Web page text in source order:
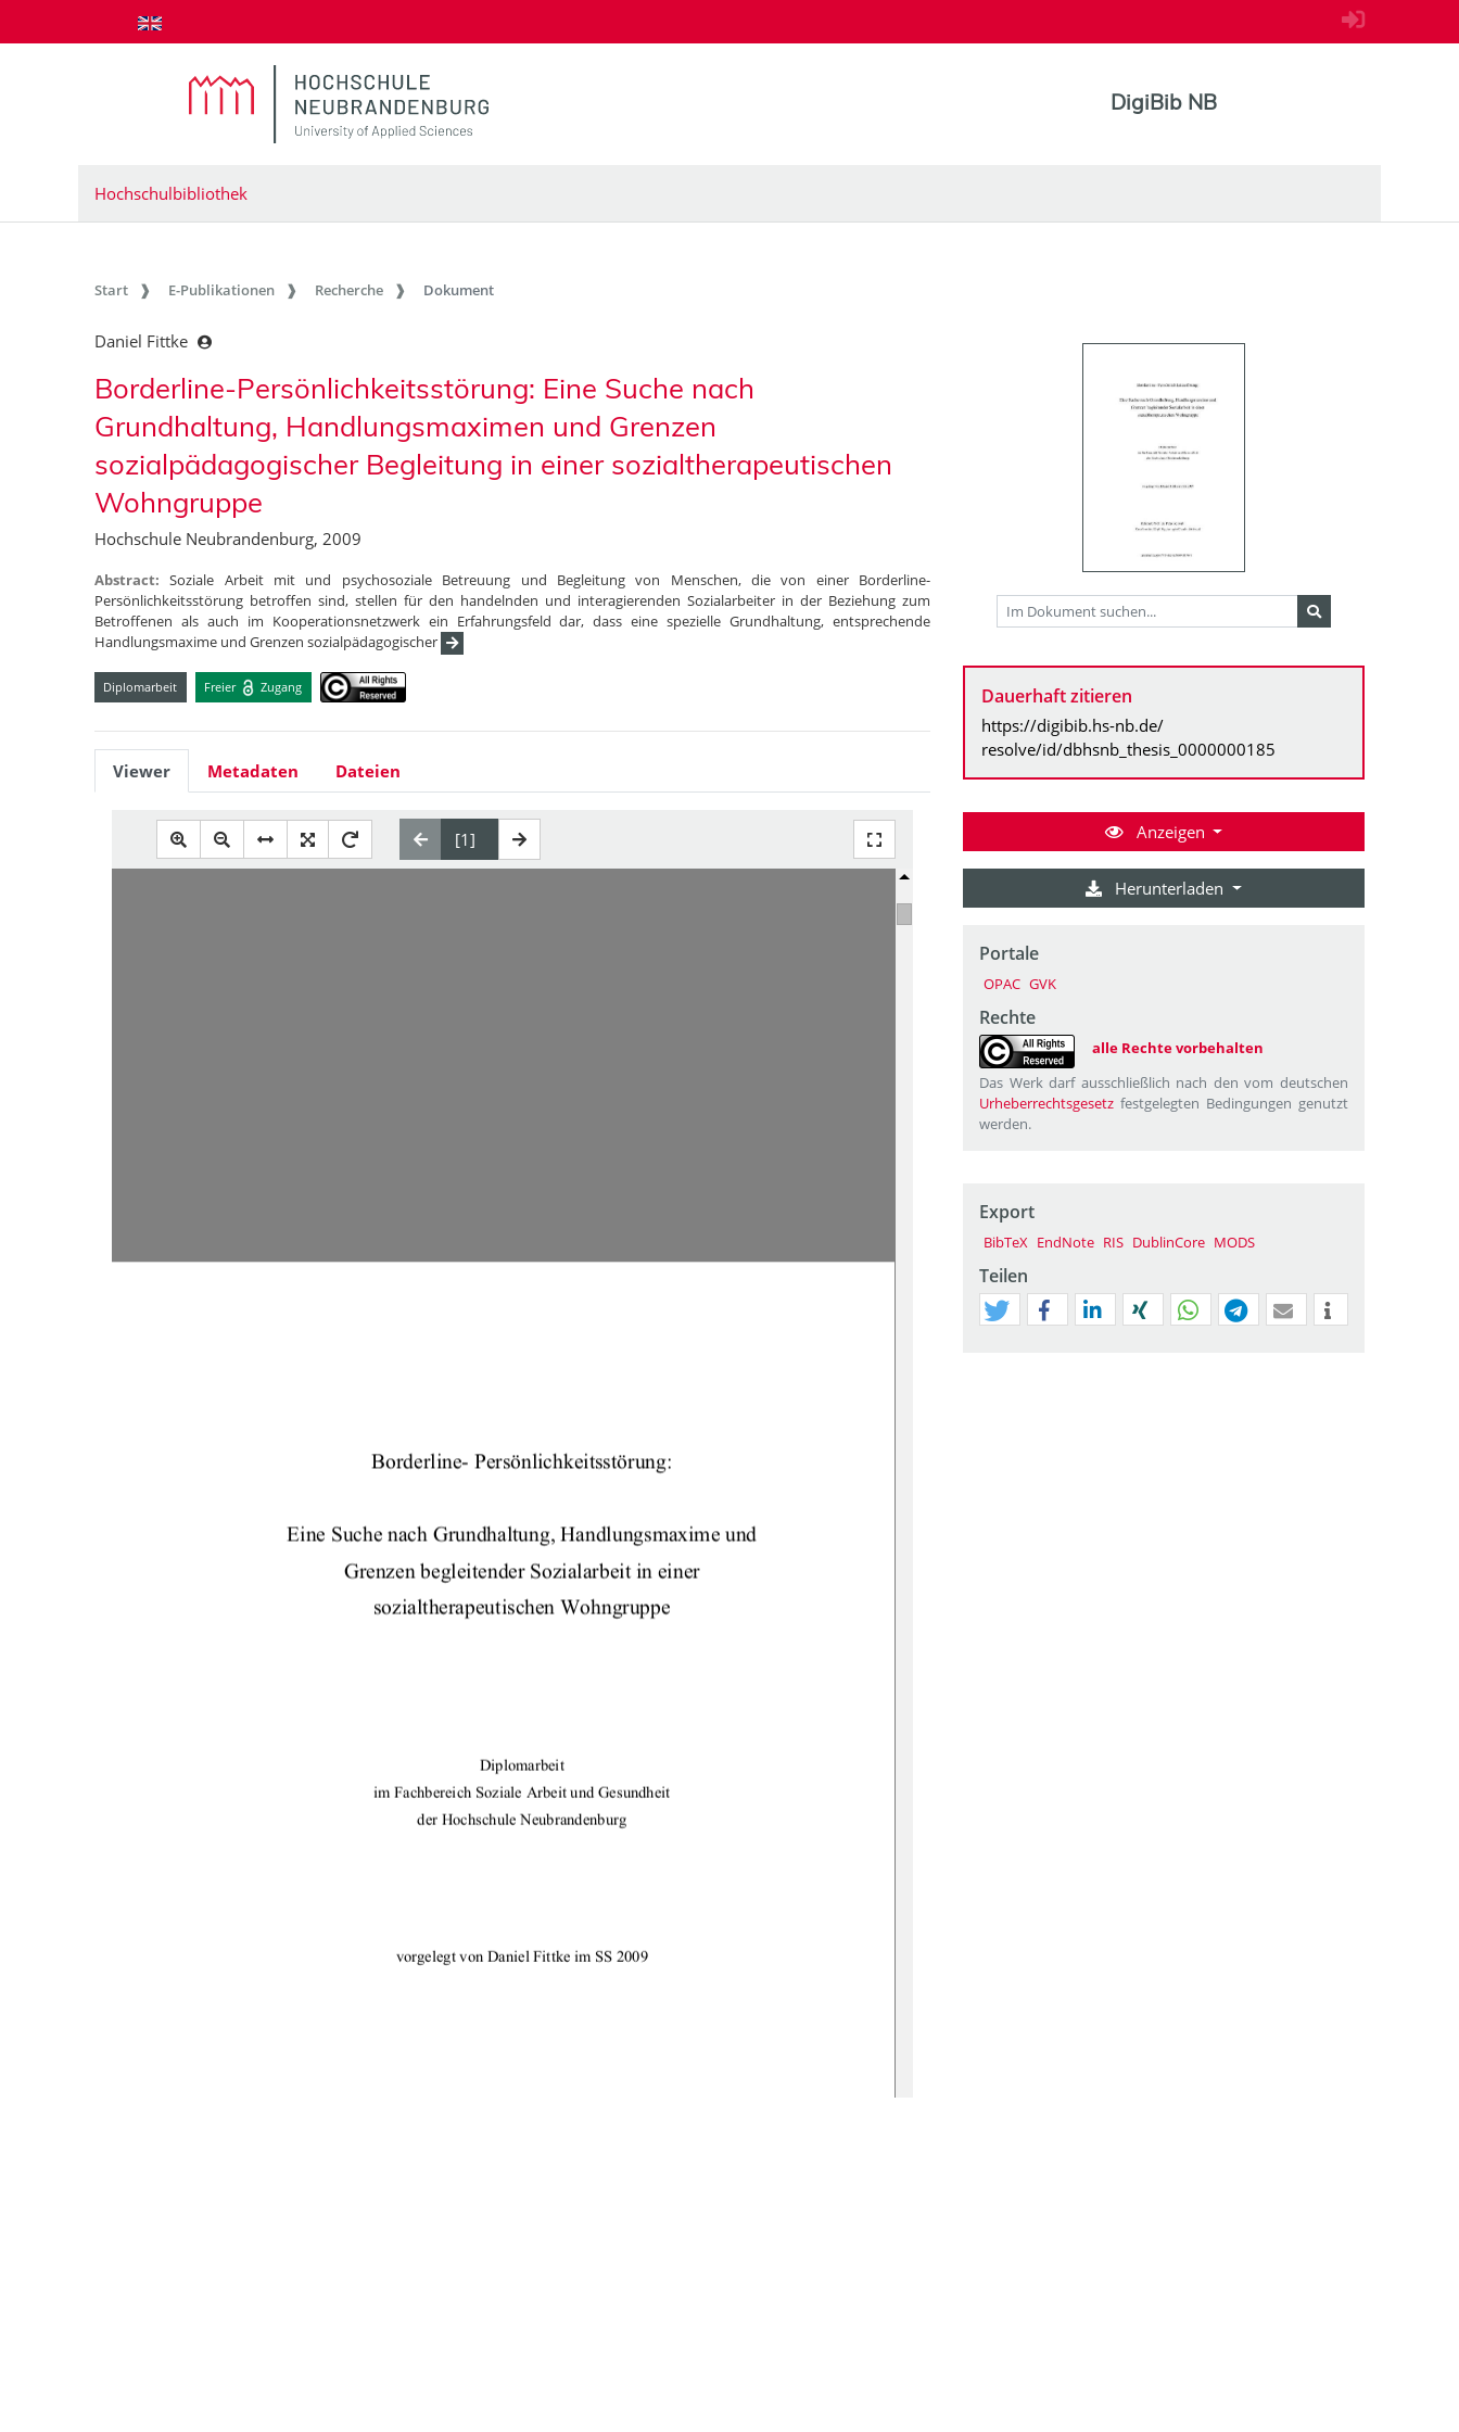
zum Inhalt springen
DigiBib NB
Hochschulbibliothek
Start E-Publikationen Recherche Dokument
Daniel Fittke
Borderline-Persönlichkeitsstörung: Eine Suche nach
Grundhaltung, Handlungsmaximen und Grenzen
sozialpädagogischer Begleitung in einer sozialtherapeutischen
Wohngruppe
Hochschule Neubrandenburg, 2009
Abstract:Soziale Arbeit mit und psychosoziale Betreuung und Begleitung von Menschen, die von einer Borderline-
Persönlichkeitsstörung betroffen sind, stellen für den handelnden und interagierenden Sozialarbeiter in der Beziehung zum
Betroffenen als auch im Kooperationsnetzwerk ein Erfahrungsfeld dar, dass eine spezielle Grundhaltung, entsprechende
Handlungsmaxime und Grenzen sozialpädagogischer
Diplomarbeit Freier Zugang
Viewer Metadaten Dateien
Borderline- Persönlichkeitsstörung:
Eine Suche nach Grundhaltung, Handlungsmaxime und
Grenzen begleitender Sozialarbeit in einer
sozialtherapeutischen Wohngruppe
Diplomarbeit
im Fachbereich Soziale Arbeit und Gesundheit
der Hochschule Neubrandenburg
vorgelegt von Daniel Fittke im SS 2009
Dauerhaft zitieren
https://digibib.hs-nb.de/
resolve/id/dbhsnb_thesis_0000000185
Anzeigen
Herunterladen
Portale
OPAC GVK
Rechte
alle Rechte vorbehalten
Das Werk darf ausschließlich nach den vom deutschen
Urheberrechtsgesetz festgelegten Bedingungen genutzt
werden.
Export
BibTeX EndNote RIS DublinCore MODS
Teilen